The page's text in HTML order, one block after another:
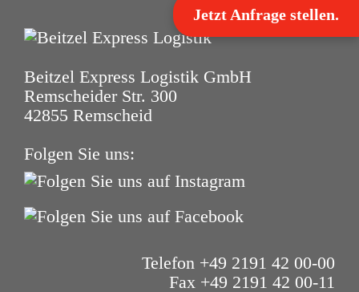
Beitzel Express Logistik GmbH
Remscheider Str. 300
42855 Remscheid
Folgen Sie uns:
Telefon +49 2191 42 00-00
Fax +49 2191 42 00-11
Jetzt Anfrage stellen.